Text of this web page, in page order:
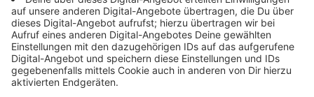
hast du einen Report mit einer Zahl und fünf
Bereichen — und siehst, wo bei euch draußen nichts
ankommt. Kein Verkaufsgespräch.
→teddy.click/podsignal